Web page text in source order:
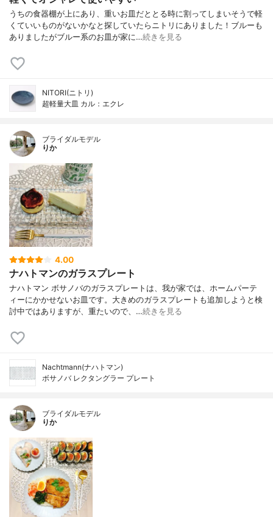
うちの食器棚が上にあり、重いお皿だととる時に割ってしまいそうで軽
くていいものがないかなと探していたらニトリにありました！ブルーも
ありましたがブルー系のお皿が家に…続きを見る
NITORI(ニトリ)
超軽量大皿 カル：エクレ
ブライダルモデル
りか
4.00
ナハトマンのガラスプレート
ナハトマン ボサノバのガラスプレートは、我が家では、ホームパーテ
ィーにかかせないお皿です。大きめのガラスプレートも追加しようと検
討中ではありますが、重たいので、…続きを見る
Nachtmann(ナハトマン)
ボサノバ レクタングラー プレート
ブライダルモデル
りか